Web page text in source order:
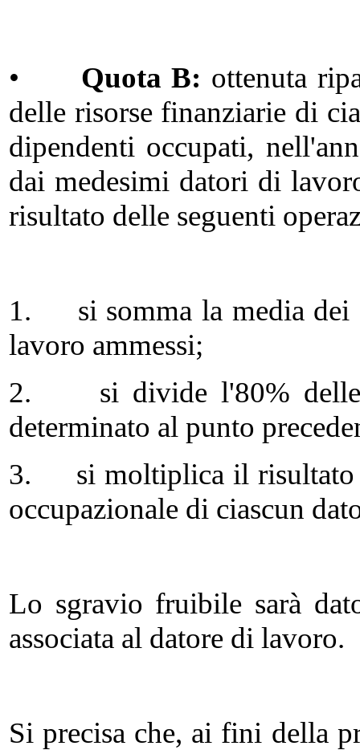
• Quota B: ottenuta
delle risorse finanziarie di
dipendenti occupati,
dai medesimi datori di
risultato delle seguenti
1. si somma la media dei
lavoro ammessi;
2. si divide l'80% delle
determinato al punto
3. si moltiplica il risultato
occupazionale di ciascun
Lo sgravio fruibile sarà
associata al datore di lavoro.
Si precisa che, ai fini della